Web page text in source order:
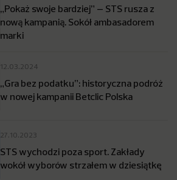
„Pokaż swoje bardziej” – STS rusza z
nową kampanią. Sokół ambasadorem
marki
12.03.2024
„Gra bez podatku”: historyczna podróż
w nowej kampanii Betclic Polska
27.10.2023
STS wychodzi poza sport. Zakłady
wokół wyborów strzałem w dziesiątkę